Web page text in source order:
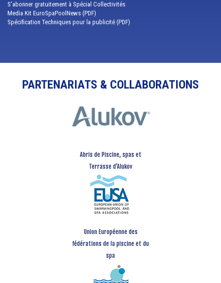
S'abonner gratuitement à Spécial Collectivités
Media Kit EuroSpaPoolNews (PDF)
Spécification Techniques pour la publicité (PDF)
PARTENARIATS & COLLABORATIONS
Abris de Piscine, spas et
Terrasse d’Alukov
Union Européenne des
fédérations de la piscine et du
spa